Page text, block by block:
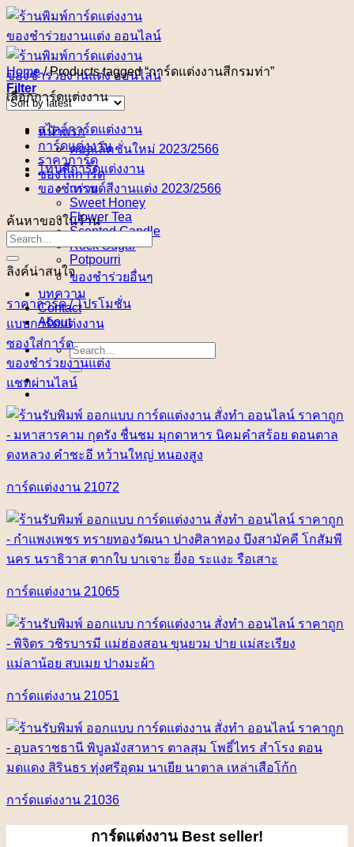
Skip
content
หน้าแรก
การ์ดแต่งงาน
ราคาการ์ด
ซองใส่การ์ด
ของชำร่วย
Sweet Honey
Flower Tea
Scented Candle
Rock Sugar
Potpourri
ของชำร่วยอื่นๆ
บทความ
Contact
About
Search
for:
Home /Products tagged “การ์ดแต่งงานสีกรมท่า”
Filter
เลือกการ์ดแต่งงาน
สไตล์การ์ดแต่งงาน
คอลเล็คชั่นใหม่ 2023/2566
โทนสีการ์ดแต่งงาน
เทรนด์สีงานแต่ง 2023/2566
ค้นหาของในร้าน
ลิงค์น่าสนใจ
ราคาการ์ด / โปรโมชั่น
แบบการ์ดแต่งงาน
ซองใส่การ์ด
ของชำร่วยงานแต่ง
แชทผ่านไลน์
การ์ดแต่งงาน 21072
การ์ดแต่งงาน 21065
การ์ดแต่งงาน 21051
การ์ดแต่งงาน 21036
การ์ดแต่งงาน Best seller!